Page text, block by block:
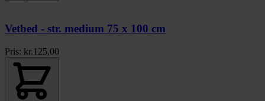
Vetbed - str. medium 75 x 100 cm
Pris: kr.125,00